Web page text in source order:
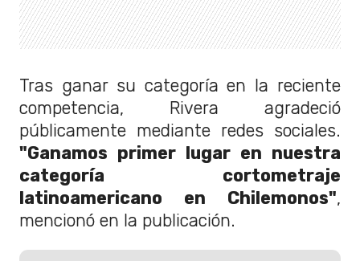
Tras ganar su categoría en la reciente
competencia, Rivera agradeció
públicamente mediante redes sociales.
"Ganamos primer lugar en nuestra
categoría cortometraje
latinoamericano en Chilemonos",
mencionó en la publicación.